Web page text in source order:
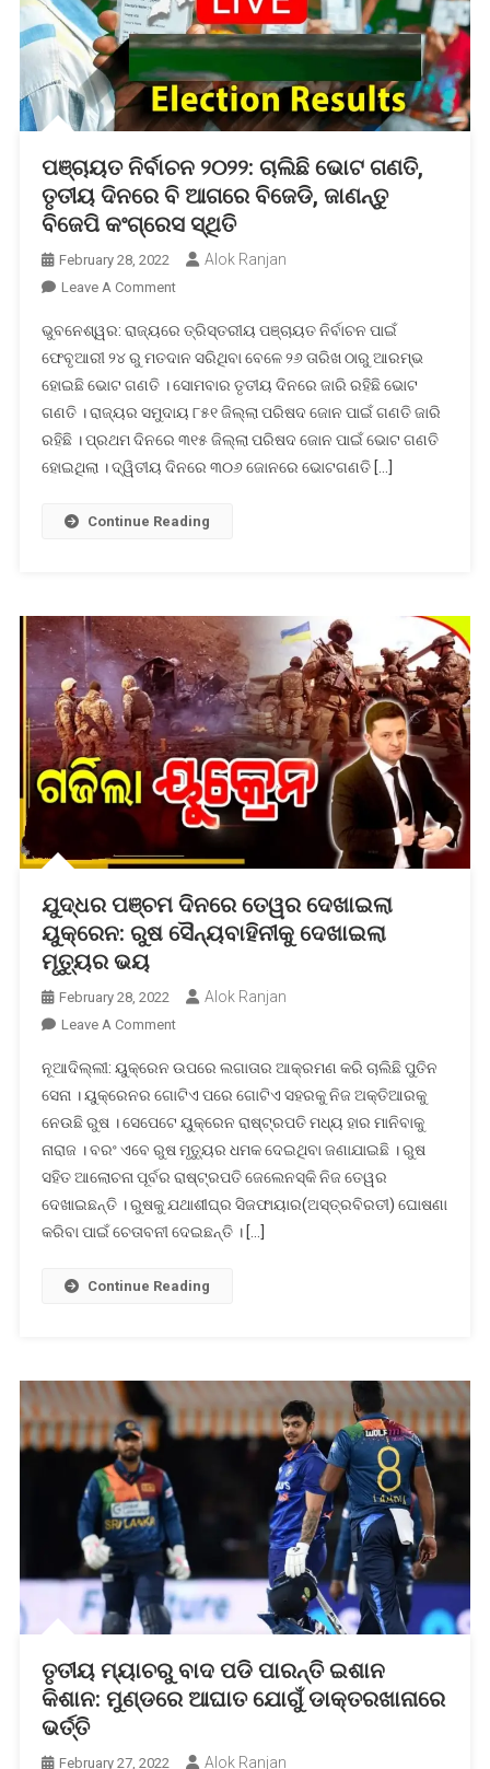
ପଞ୍ଚାୟତ ନିର୍ବାଚନ ୨୦୨୨: ଚାଲିଛି ଭୋଟ ଗଣତି,
ତୃତୀୟ ଦିନରେ ବି ଆଗରେ ବିଜେଡି, ଜାଣନ୍ତୁ
ବିଜେପି କଂଗ୍ରେସ ସ୍ଥିତି
February 28, 2022 Alok Ranjan
Leave A CommentOn
ନିର୍ବାଚନ
୨୦୨୨:
ଚାଲିଛି
ଭୋଟ
ଗଣତି,
ତୃତୀୟ
ବିଜେପି
କଂଗ୍ରେସ
ସ୍ଥିତି
ଭୁବନେଶ୍ୱର: ରାଜ୍ୟରେ ତ୍ରିସ୍ତରୀୟ ପଞ୍ଚାୟତ ନିର୍ବାଚନ ପାଇଁ
ଫେବୃଆରୀ ୨୪ ରୁ ମତଦାନ ସରିଥିବା ବେଳେ ୨୬ ତାରିଖ ଠାରୁ ଆରମ୍ଭ
ହୋଇଛି ଭୋଟ ଗଣତି । ସୋମବାର ତୃତୀୟ ଦିନରେ ଜାରି ରହିଛି ଭୋଟ
ଗଣତି । ରାଜ୍ୟର ସମୁଦାୟ ୮୫୧ ଜିଲ୍ଲା ପରିଷଦ ଜୋନ ପାଇଁ ଗଣତି ଜାରି
ରହିଛି । ପ୍ରଥମ ଦିନରେ ୩୧୫ ଜିଲ୍ଲା ପରିଷଦ ଜୋନ ପାଇଁ ଭୋଟ ଗଣତି
ହୋଇଥିଲା । ଦ୍ୱିତୀୟ ଦିନରେ ୩୦୬ ଜୋନରେ ଭୋଟଗଣତି […]
Continue Reading
ଯୁଦ୍ଧର ପଞ୍ଚମ ଦିନରେ ତେୱର ଦେଖାଇଲା
ୟୁକ୍ରେନ: ରୁଷ ସୈନ୍ୟବାହିନୀକୁ ଦେଖାଇଲା
ମୃତ୍ୟୁର ଭୟ
February 28, 2022 Alok Ranjan
Leave A CommentOn
ପଞ୍ଚମ
ଦିନରେ
ତେୱର
ଦେଖାଇଲା
ୟୁକ୍ରେନ:
ରୁଷ
ସୈନ୍ୟବାହିନୀକୁ
ନୂଆଦିଲ୍ଲୀ: ୟୁକ୍ରେନ ଉପରେ ଲଗାତାର ଆକ୍ରମଣ କରି ଚାଲିଛି ପୁତିନ
ସେନା । ୟୁକ୍ରେନର ଗୋଟିଏ ପରେ ଗୋଟିଏ ସହରକୁ ନିଜ ଅକ୍ତିଆରକୁ
ନେଉଛି ରୁଷ । ସେପେଟେ ୟୁକ୍ରେନ ରାଷ୍ଟ୍ରପତି ମଧ୍ୟ ହାର ମାନିବାକୁ
ନାରାଜ । ବରଂ ଏବେ ରୁଷ ମୃତ୍ୟୁର ଧମକ ଦେଇଥିବା ଜଣାଯାଇଛି । ରୁଷ
ସହିତ ଆଲୋଚନା ପୂର୍ବର ରାଷ୍ଟ୍ରପତି ଜେଲେନସ୍କି ନିଜ ତେୱର
ଦେଖାଇଛନ୍ତି । ରୁଷକୁ ଯଥାଶୀଘ୍ର ସିଜଫାୟାର(ଅସ୍ତ୍ରବିରତୀ) ଘୋଷଣା
କରିବା ପାଇଁ ଚେତାବନୀ ଦେଇଛନ୍ତି । […]
Continue Reading
ତୃତୀୟ ମ୍ୟାଚରୁ ବାଦ ପଡି ପାରନ୍ତି ଇଶାନ
କିଶାନ: ମୁଣ୍ଡରେ ଆଘାତ ଯୋଗୁଁ ଡାକ୍ତରଖାନାରେ
ଭର୍ତ୍ତି
February 27, 2022 Alok Ranjan